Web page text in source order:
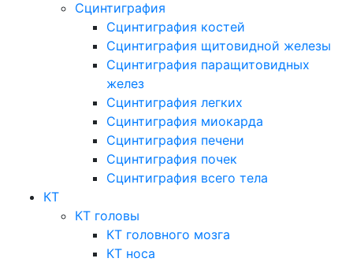
Сцинтиграфия
Сцинтиграфия костей
Сцинтиграфия щитовидной железы
Сцинтиграфия паращитовидных
желез
Сцинтиграфия легких
Сцинтиграфия миокарда
Сцинтиграфия печени
Сцинтиграфия почек
Сцинтиграфия всего тела
КТ
КТ головы
КТ головного мозга
КТ носа